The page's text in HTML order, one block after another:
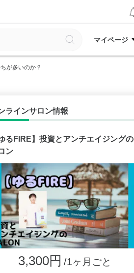
マイページ
が多いのか？
ラインサロン情報
ゆるFIRE】投資とアンチエイジングの
ン
3,300円 /1ヶ月ごと